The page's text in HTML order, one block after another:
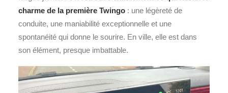
charme de la première Twingo : une légèreté de
conduite, une maniabilité exceptionnelle et une
spontanéité qui donne le sourire. En ville, elle est dans
son élément, presque imbattable.